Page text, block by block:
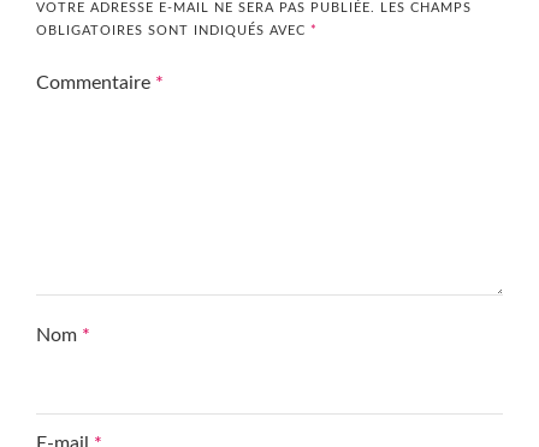
VOTRE ADRESSE E-MAIL NE SERA PAS PUBLIÉE.
LES CHAMPS
OBLIGATOIRES SONT INDIQUÉS AVEC *
Commentaire *
Nom *